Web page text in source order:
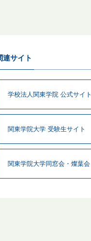
連サイト
学校法人関東学院 公式サイト
関東学院大学 受験生サイト
関東学院大学同窓会・燦葉会